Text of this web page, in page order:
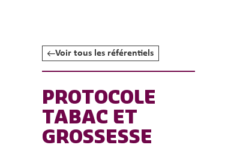
Voir tous les référentiels
PROTOCOLE
TABAC ET
GROSSESSE